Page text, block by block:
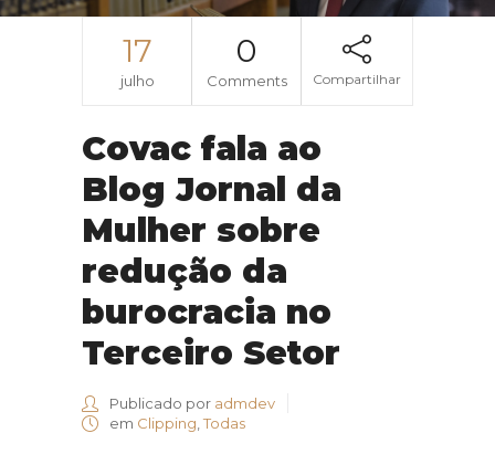
17
julho
0
Comments Compartilhar
Covac fala ao
Blog Jornal da
Mulher sobre
redução da
burocracia no
Terceiro Setor
Publicado por admdev
em Clipping Todas